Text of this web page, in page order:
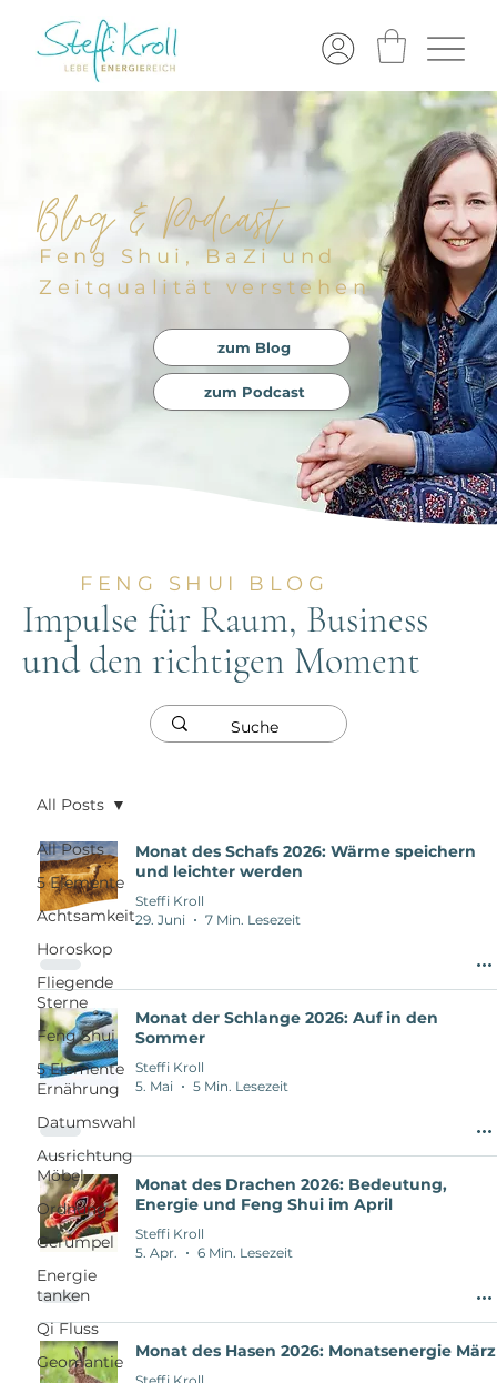
Blog & Podcast
Feng Shui, BaZi und
Zeitqualität verstehen
zum Blog
zum Podcast
FENG SHUI BLOG
Impulse für Raum, Business
und den richtigen Moment
All Posts
5 Elemente
Achtsamkeit
Horoskop
Fliegende
Sterne
Feng Shui
5 Elemente
Ernährung
Datumswahl
Ausrichtung
Möbel
Ordnung
Gerümpel
Energie
tanken
Qi Fluss
Geomantie
All Posts
Monat des Schafs 2026: Wärme speichern
und leichter werden
Steffi Kroll
29. Juni
7 Min. Lesezeit
Monat der Schlange 2026: Auf in den
Sommer
Steffi Kroll
5. Mai
5 Min. Lesezeit
Monat des Drachen 2026: Bedeutung,
Energie und Feng Shui im April
Steffi Kroll
5. Apr.
6 Min. Lesezeit
Monat des Hasen 2026: Monatsenergie März